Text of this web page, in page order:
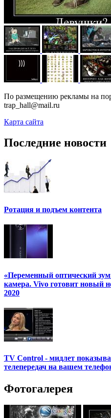
По размещению рекламы на
trap_hall@mail.ru
Карта сайта
Последние новости
Ротация и подъем контента
«Переменный оптический
камера. Vivo готовит новый
2020
TV Control - мидлет
телепередач на вашем
Фотогалерея